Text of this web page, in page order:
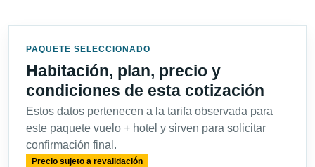
PAQUETE SELECCIONADO
Habitación, plan, precio y
condiciones de esta cotización
Estos datos pertenecen a la tarifa observada para
este paquete vuelo + hotel y sirven para solicitar
confirmación final.
Precio sujeto a revalidación